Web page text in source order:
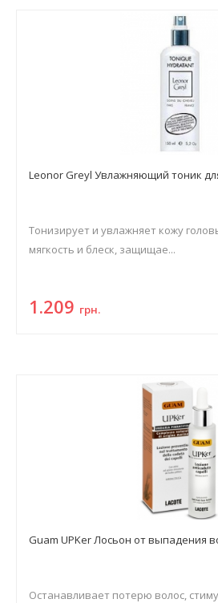
Leonor Greyl Увлажняющий тоник
Тонизирует и увлажняет кожу
мягкость и блеск, защищае...
1.209 грн.
Guam UPKer Лосьон от выпадения
Останавливает потерю волос,